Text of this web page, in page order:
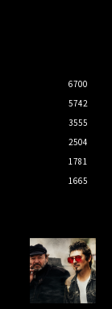
6700
5742
3555
2504
1781
1665